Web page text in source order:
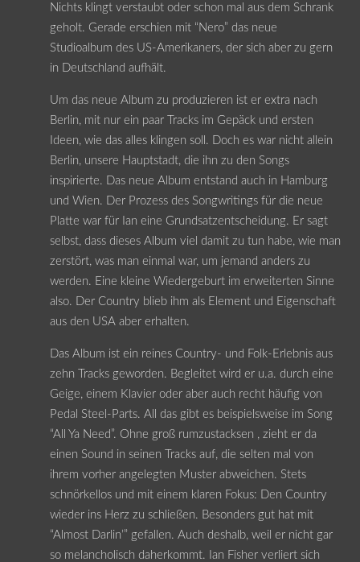
Nichts klingt verstaubt oder schon mal aus dem Schrank
geholt. Gerade erschien mit “Nero” das neue
Studioalbum des US-Amerikaners, der sich aber zu gern
in Deutschland aufhält.
Um das neue Album zu produzieren ist er extra nach
Berlin, mit nur ein paar Tracks im Gepäck und ersten
Ideen, wie das alles klingen soll. Doch es war nicht allein
Berlin, unsere Hauptstadt, die ihn zu den Songs
inspirierte. Das neue Album entstand auch in Hamburg
und Wien. Der Prozess des Songwritings für die neue
Platte war für Ian eine Grundsatzentscheidung. Er sagt
selbst, dass dieses Album viel damit zu tun habe, wie man
zerstört, was man einmal war, um jemand anders zu
werden. Eine kleine Wiedergeburt im erweiterten Sinne
also. Der Country blieb ihm als Element und Eigenschaft
aus den USA aber erhalten.
Das Album ist ein reines Country- und Folk-Erlebnis aus
zehn Tracks geworden. Begleitet wird er u.a. durch eine
Geige, einem Klavier oder aber auch recht häufig von
Pedal Steel-Parts. All das gibt es beispielsweise im Song
“All Ya Need”. Ohne groß rumzustacksen , zieht er da
einen Sound in seinen Tracks auf, die selten mal von
ihrem vorher angelegten Muster abweichen. Stets
schnörkellos und mit einem klaren Fokus: Den Country
wieder ins Herz zu schließen. Besonders gut hat mit
“Almost Darlin’” gefallen. Auch deshalb, weil er nicht gar
so melancholisch daherkommt. Ian Fisher verliert sich